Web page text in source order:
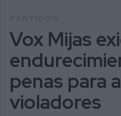
Vox Mijas
penas para
violadores